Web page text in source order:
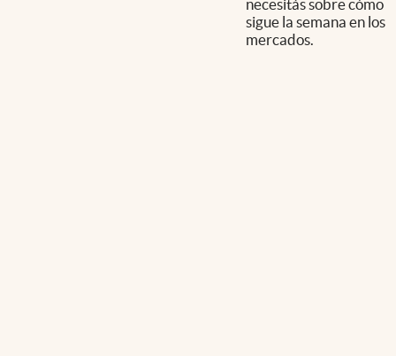
necesitás sobre cómo
sigue la semana en los
mercados.